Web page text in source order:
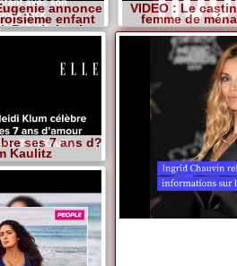
annonce
enfant
Brooksbank
VIDEO : Le
femme de
ses 7 ans d?
Kaulitz